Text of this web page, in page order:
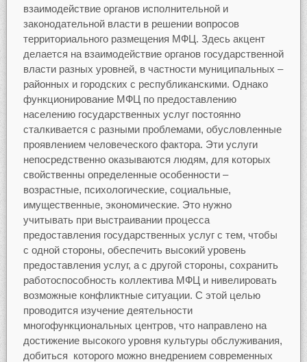
взаимодействие органов исполнительной и
законодательной власти в решении вопросов
территориального размещения МФЦ. Здесь акцент
делается на взаимодействие органов государственной
власти разных уровней, в частности муниципальных –
районных и городских с республиканскими. Однако
функционирование МФЦ по предоставлению
населению государственных услуг постоянно
сталкивается с разными проблемами, обусловленные
проявлением человеческого фактора. Эти услуги
непосредственно оказываются людям, для которых
свойственны определенные особенности ‒
возрастные, психологические, социальные,
имущественные, экономические. Это нужно
учитывать при выстраивании процесса
предоставления государственных услуг с тем, чтобы
с одной стороны, обеспечить высокий уровень
предоставления услуг, а с другой стороны, сохранить
работоспособность коллектива МФЦ и нивелировать
возможные конфликтные ситуации. С этой целью
проводится изучение деятельности
многофункциональных центров, что направлено на
достижение высокого уровня культуры обслуживания,
добиться которого можно внедрением современных